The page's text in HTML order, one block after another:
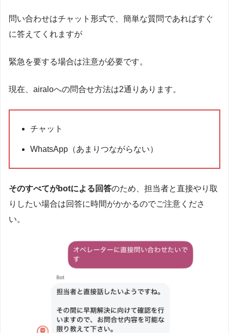
問い合わせはチャット形式で、簡単な質問であればすぐ
に答えてくれますが
緊急を要する場合は注意が必要です。
現在、airaloへの問合せ方法は2通りあります。
チャット
WhatsApp（あまりつながらない）
そのすべてがbotによる回答のため、担当者と直接やり取
りしたい場合は回答に時間がかかるのでご注意くださ
い。